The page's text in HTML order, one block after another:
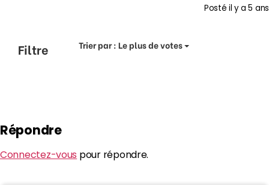
Postéil y a 5 ans
Filtre Trier par :Le plus de votes
Répondre
Connectez-vous pour répondre.